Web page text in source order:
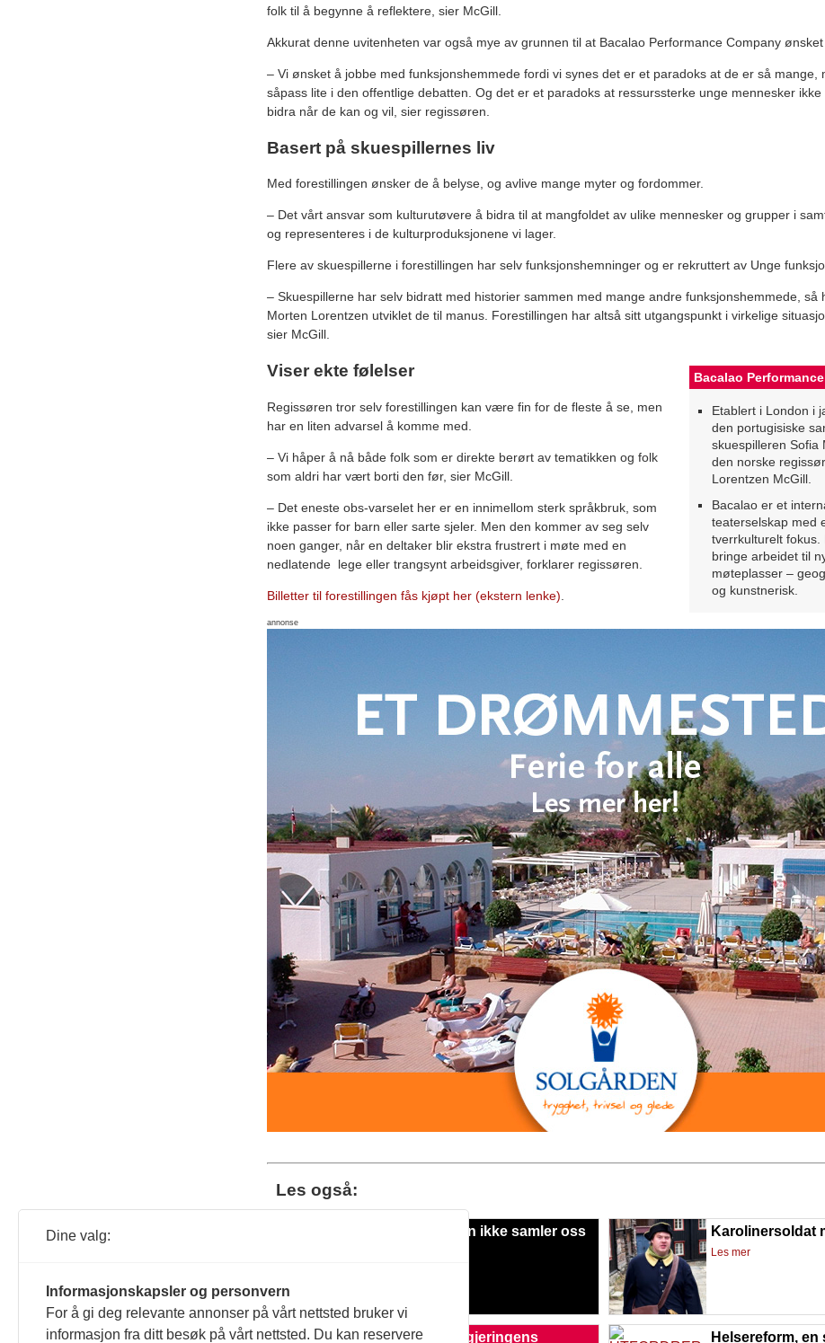
folk til å begynne å reflektere, sier McGill.
Akkurat denne uvitenheten var også mye av grunnen til at Bacalao Performance Company ønsket
– Vi ønsket å jobbe med funksjonshemmede fordi vi synes det er et paradoks at de er så mange,
såpass lite i den offentlige debatten. Og det er et paradoks at ressurssterke unge mennesker ikke
bidra når de kan og vil, sier regissøren.
Basert på skuespillernes liv
Med forestillingen ønsker de å belyse, og avlive mange myter og fordommer.
– Det vårt ansvar som kulturutøvere å bidra til at mangfoldet av ulike mennesker og grupper i
og representeres i de kulturproduksjonene vi lager.
Flere av skuespillerne i forestillingen har selv funksjonshemninger og er rekruttert av Unge
– Skuespillerne har selv bidratt med historier sammen med mange andre funksjonshemmede, så
Morten Lorentzen utviklet de til manus. Forestillingen har altså sitt utgangspunkt i virkelige
sier McGill.
Bacalao
Etablert i London i
den portugisiske
skuespilleren Sofia
den norske
Lorentzen McGill.
Bacalao er et
teaterselskap med
tverrkulturelt fokus.
bringe arbeidet til
møteplasser –
og kunstnerisk.
Viser ekte følelser
Regissøren tror selv forestillingen kan være fin for de fleste å se, men
har en liten advarsel å komme med.
– Vi håper å nå både folk som er direkte berørt av tematikken og folk
som aldri har vært borti den før, sier McGill.
– Det eneste obs-varselet her er en innimellom sterk språkbruk, som
ikke passer for barn eller sarte sjeler. Men den kommer av seg selv
noen ganger, når en deltaker blir ekstra frustrert i møte med en
nedlatende lege eller trangsynt arbeidsgiver, forklarer regissøren.
Billetter til forestillingen fås kjøpt her (ekstern lenke)
annonse
Les også:
Når dugnaden ikke samler oss Karolinersoldat
Les mer
Raser mot regjeringens Helsereform, en
Dine valg:
Informasjonskapsler og personvern
For å gi deg relevante annonser på vårt nettsted bruker vi
informasjon fra ditt besøk på vårt nettsted. Du kan reservere